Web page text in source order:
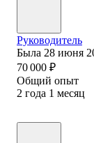
Руководитель
Была 28 июня
70 000 ₽
Общий опыт
2 года 1 месяц